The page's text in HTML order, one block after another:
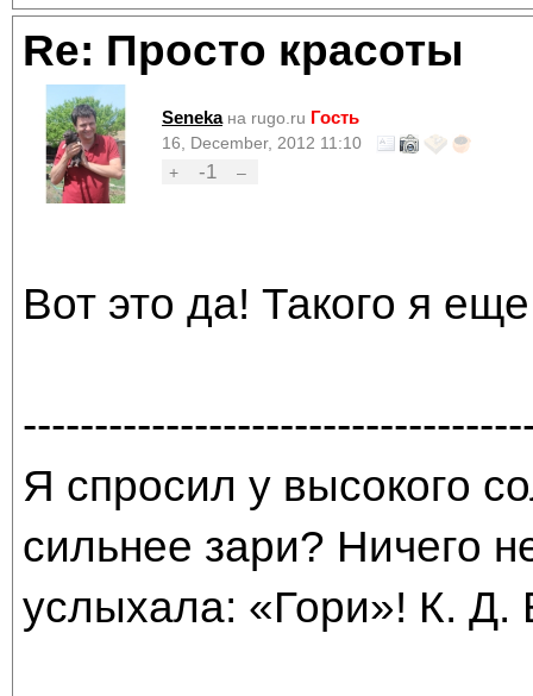
Re: Просто красоты
Seneka на rugo.ru Гость
16, December, 2012 11:10
+
-1 –
Вот это да! Такого я
Я спросил у высокого
сильнее зари? Ничего
услыхала: «Гори»! К. Д.